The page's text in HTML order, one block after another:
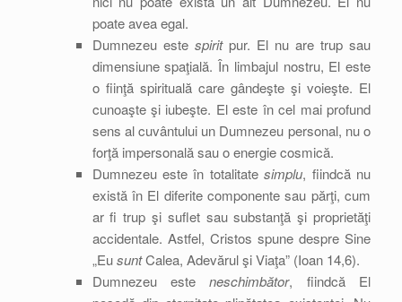
poate avea egal.
Dumnezeu este spirit pur. El nu are trup sau
dimensiune spaţială. În limbajul nostru, El este
o fiinţă spirituală care gândeşte şi voieşte. El
cunoaşte şi iubeşte. El este în cel mai profund
sens al cuvântului un Dumnezeu personal, nu o
forţă impersonală sau o energie cosmică.
Dumnezeu este în totalitatesimplu, fiindcă nu
există în El diferite componente sau părţi, cum
ar fi trup şi suflet sau substanţă şi proprietăţi
accidentale. Astfel, Cristos spune despre Sine
„EusuntCalea, Adevărul şi Viaţa” (Ioan 14,6).
Dumnezeu esteneschimbător, fiindcă El